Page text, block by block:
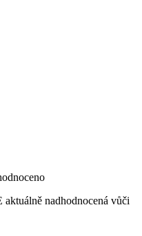
nadhodnocená vůči